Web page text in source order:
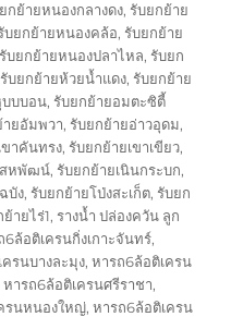
กย้ายหนองกลางดง,รับยกย้าย
บยกย้ายหนองคล้อ,รับยกย้าย
รับยกย้ายหนองปลาไหล,รับยก
รับยกย้ายห้วยน้ำแดง,รับยกย้าย
บบอน,รับยกย้ายอมตะซิตี้
ยอัมพวา,รับยกย้ายอ่าวอุดม,
ขาคันทรง,รับยกย้ายเขาเขียว,
สหพัฒน์,รับยกย้ายเนินกระบก,
บัง,รับยกย้ายโป่งสะเก็ต,รับยก
ายไร่1,รางน้ำ ปล่องควัน ลูก
6ล้อติเครนกิ่งเกาะจันทร์,
รนบางละมุง,หารถ6ล้อติเครน
หารถ6ล้อติเครนศรีราชา,
รนหนองใหญ่,หารถ6ล้อติเครน